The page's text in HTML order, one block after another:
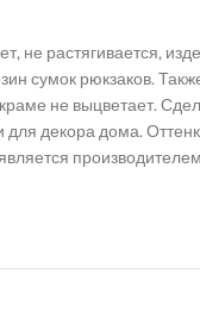
не растягивается,
сумок рюкзаков.
не выцветает.
декора дома.